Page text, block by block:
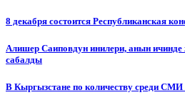
8 декабря состоится Республиканская
Алишер Саиповдун инилери, анын
сабалды
В Кыргызстане по количеству среди СМИ